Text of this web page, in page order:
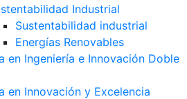
Industrial
Sustentabilidad industrial
Energías Renovables
en Ingeniería e Innovación Doble
en Innovación y Excelencia